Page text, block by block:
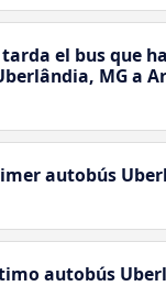
el bus que
MG a
autobús
autobús